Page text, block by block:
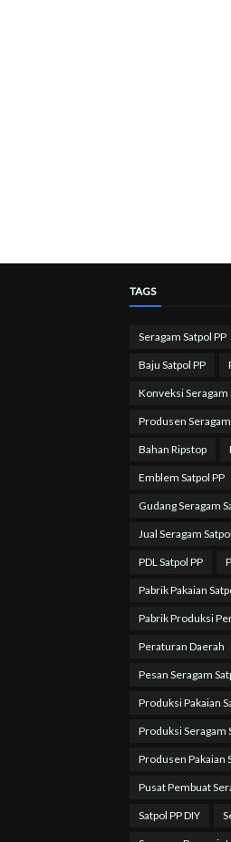
TAGS
Seragam Satpol PP
Baju Satpol PP
Konveksi Seragam
Produsen Seragam
Bahan Ripstop
Emblem Satpol PP
Gudang Seragam
Jual Seragam
PDL Satpol PP
Pabrik Pakaian
Pabrik Produksi
Peraturan Daerah
Pesan Seragam
Produksi Pakaian
Produksi Seragam
Produsen Pakaian
Pusat Pembuat
Satpol PP DIY